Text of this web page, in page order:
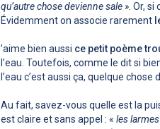
qu’autre chose devienne sale » . Or,
Évidemment on associe rarement
’aime bien aussi ce petit poème
l’eau. Toutefois, comme le dit si
l’eau c’est aussi ça, quelque
Au fait, savez-vous quelle est la
est claire et sans appel : « les